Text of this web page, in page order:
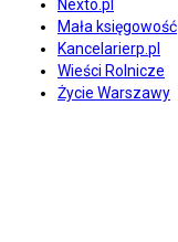
Nexto.pl
Mała księgowość
Kancelarierp.pl
Wieści Rolnicze
Życie Warszawy